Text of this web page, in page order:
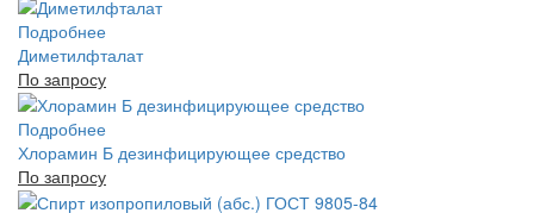
Подробнее
Диметилфталат
По запросу
Подробнее
Хлорамин Б дезинфицирующее средство
По запросу